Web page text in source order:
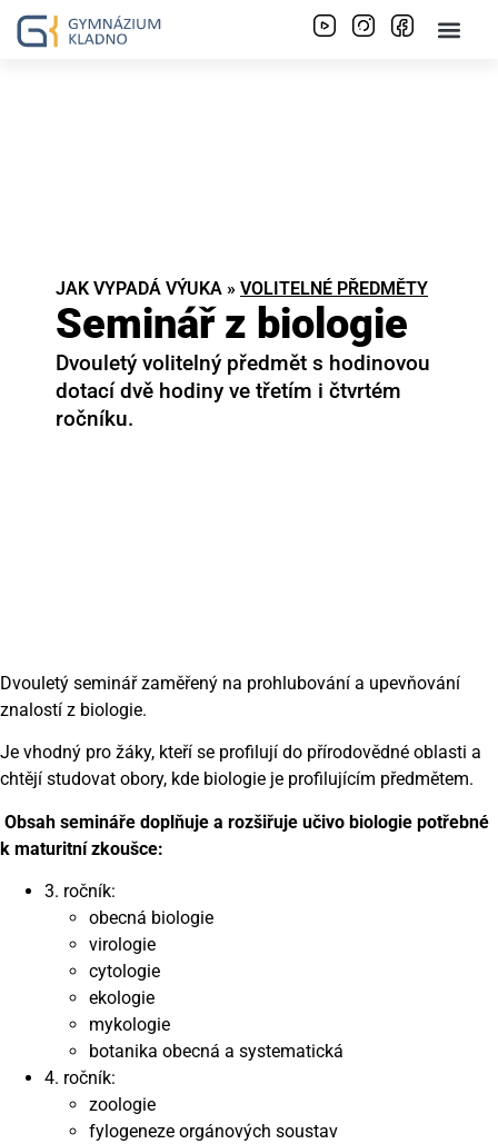
JAK VYPADÁ VÝUKA » VOLITELNÉ PŘEDMĚTY
Seminář z biologie
Dvouletý volitelný předmět s hodinovou
dotací dvě hodiny ve třetím i čtvrtém
ročníku.
Dvouletý seminář zaměřený na prohlubování a upevňování
znalostí z biologie.
Je vhodný pro žáky, kteří se profilují do přírodovědné oblasti a
chtějí studovat obory, kde biologie je profilujícím předmětem.
Obsah semináře doplňuje a rozšiřuje učivo biologie potřebné
k maturitní zkoušce:
3. ročník:
obecná biologie
virologie
cytologie
ekologie
mykologie
botanika obecná a systematická
4. ročník:
zoologie
fylogeneze orgánových soustav